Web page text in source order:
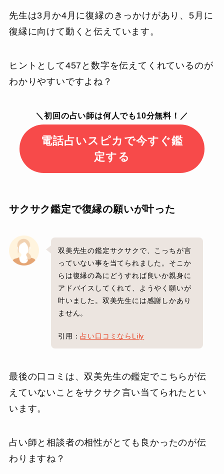
先生は3月か4月に復縁のきっかけがあり、5月に
復縁に向けて動くと伝えています。
ヒントとして457と数字を伝えてくれているのが
わかりやすいですよね？
＼初回の占い師は何人でも10分無料！／
電話占いスピカで今すぐ鑑
定する
サクサク鑑定で復縁の願いが叶った
双美先生の鑑定サクサクで、こっちが言
っていない事を当てられました。そこか
らは復縁の為にどうすれば良いか親身に
アドバイスしてくれて、ようやく願いが
叶いました。双美先生には感謝しかあり
ません。
引用：占い口コミならLily
最後の口コミは、双美先生の鑑定でこちらが伝
えていないことをサクサク言い当てられたとい
います。
占い師と相談者の相性がとても良かったのが伝
わりますね？